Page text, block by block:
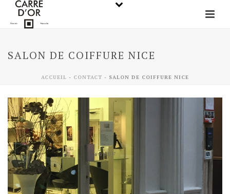
SALON DE COIFFURE NICE
ACCUEIL - CONTACT - SALON DE COIFFURE NICE